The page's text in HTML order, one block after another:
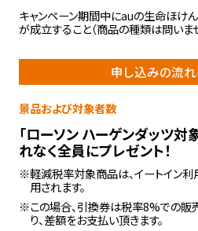
キャンペーン期間中にauの生命ほけ
が成立すること（商品の種類は問いませ
申し込みの流れ
景品および対象者数
「ローソン ハーゲンダッツ対
れなく全員にプレゼント！
※軽減税率対象商品は、イートイン
用されます。
※この場合、引換券は税率8%での販
り、差額をお支払い頂きます。